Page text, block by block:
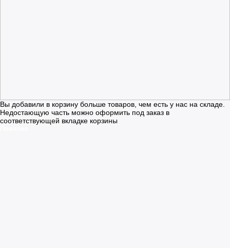
Вы добавили в корзину больше товаров, чем есть у нас на складе.
Недостающую часть можно оформить под заказ в
соответствующей вкладке корзины